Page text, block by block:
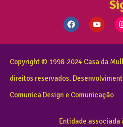
Copyright © 1998-2024 Casa da
direitos reservados.
Comunica Design e Comunicação
Entidade associada